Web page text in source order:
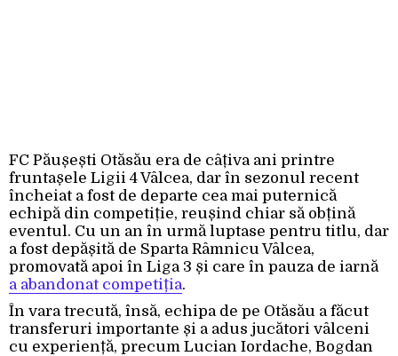
FC Păușești Otăsău era de câțiva ani printre
fruntașele Ligii 4 Vâlcea, dar în sezonul recent
încheiat a fost de departe cea mai puternică
echipă din competiție, reușind chiar să obțină
eventul. Cu un an în urmă luptase pentru titlu, dar
a fost depășită de Sparta Râmnicu Vâlcea,
promovată apoi în Liga 3 și care în pauza de iarnă
a abandonat competiția.
În vara trecută, însă, echipa de pe Otăsău a făcut
transferuri importante și a adus jucători vâlceni
cu experiență, precum Lucian Iordache, Bogdan